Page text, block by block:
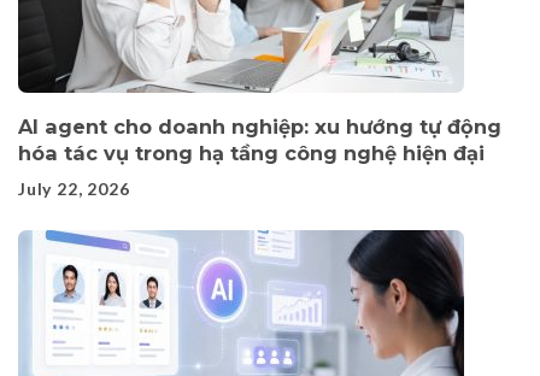
AI agent cho doanh nghiệp: xu hướng tự động
hóa tác vụ trong hạ tầng công nghệ hiện đại
July 22, 2026